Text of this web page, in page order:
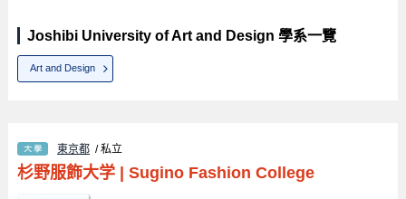
Joshibi University of Art and Design 學系一覽
Art and Design
東京都 / 私立
杉野服飾大学| Sugino Fashion College